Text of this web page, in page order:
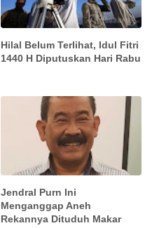
Hilal Belum Terlihat, Idul Fitri
1440 H Diputuskan Hari Rabu
Jendral Purn Ini
Menganggap Aneh
Rekannya Dituduh Makar